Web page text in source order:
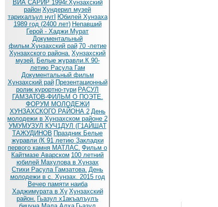
ВИА САРИР 1994г.Хунзахский
район Хундерил музей
тарихалъул нугI Юбилей Хунзаха
1989 год (2400 лет) Непавший
Герой - Хаджи Мурат
Документальный
фильм.Хунзахский рай 70 -летие
Хунзахского района. Хунзахский
музей. Белые журавли.К 90-
летию Расула Гам
Документальный фильм
Хунзахский рай Презентационный
ролик курортно-тури РАСУЛ
ГАМЗАТОВ-ФИЛЬМ О ПОЭТЕ.
ФОРУМ МОЛОДЕЖИ
ХУНЗАХСКОГО РАЙОНА 2 День
молодежи в Хунзахском районе 2
УМУМУЗУЛ КУЧ1ДУЛ (Г1АЙШАТ
ТАЖУДИНОВ Праздник Белые
журавли (К 91 летию Закладки
первого камня МАТЛАС. Фильм о
Кайтмазе Аварском 100 летний
юбилей Махулова в Хунзах
Стихи Расула Гамзатова. День
молодежи в с. Хунзах. 2015 год
Вечер памяти наиба
Хаджимурата в Ху Хунзахский
район. Гьазул х1акъалъулъ